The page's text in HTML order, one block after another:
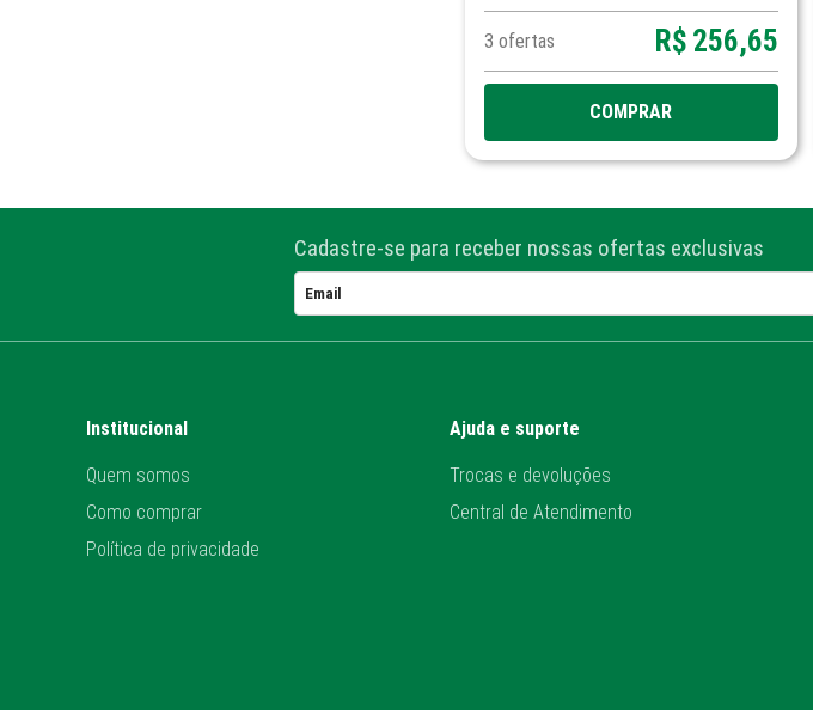
3 ofertas R$ 256,65
COMPRAR
Cadastre-se para receber nossas ofertas exclusivas
Institucional
Quem somos
Como comprar
Política de privacidade
Ajuda e suporte
Trocas e devoluções
Central de Atendimento